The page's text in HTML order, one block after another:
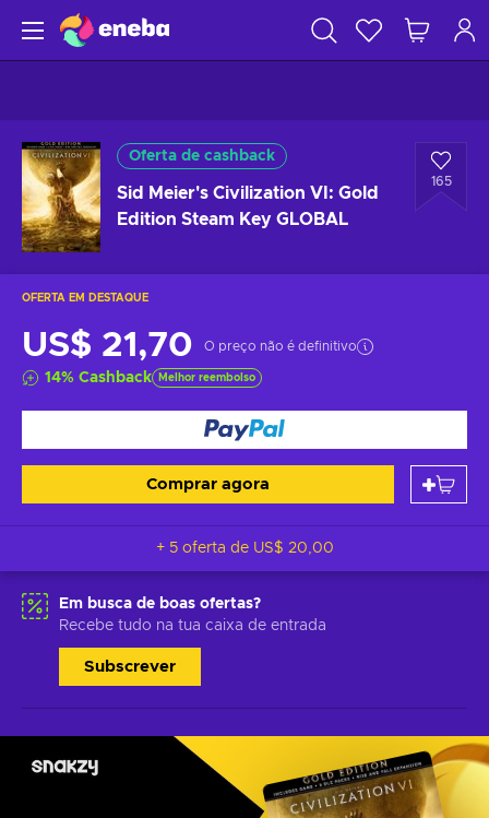
Oferta de cashback
Sid Meier's Civilization VI: Gold
Edition Steam Key GLOBAL
165
OFERTA EM DESTAQUE
US$ 21,70 O preço não é definitivo
14% Cashback Melhor reembolso
Comprar agora
+ 5 oferta de US$ 20,00
Em busca de boas ofertas?
Recebe tudo na tua caixa de entrada
Subscrever